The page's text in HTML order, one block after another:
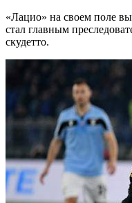
«Лацио» на своем поле
стал главным
скудетто.